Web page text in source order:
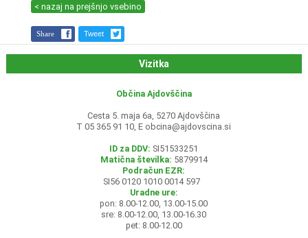
< nazaj na prejšnjo vsebino
Share Tweet
Vizitka
Občina Ajdovščina
Cesta 5. maja 6a, 5270 Ajdovščina
T 05 365 91 10, E obcina@ajdovscina.si
ID za DDV: SI51533251
Matična številka: 5879914
Podračun EZR:
SI56 0120 1010 0014 597
Uradne ure:
pon: 8.00-12.00, 13.00-15.00
sre: 8.00-12.00, 13.00-16.30
pet: 8.00-12.00